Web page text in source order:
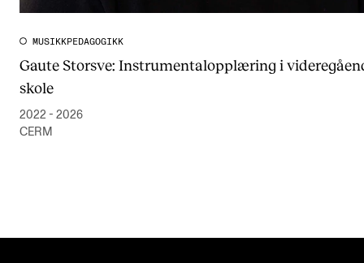
MUSIKKPEDAGOGIKK
Gaute Storsve: Instrumentalopplæring i
skole
2022 - 2026
CERM